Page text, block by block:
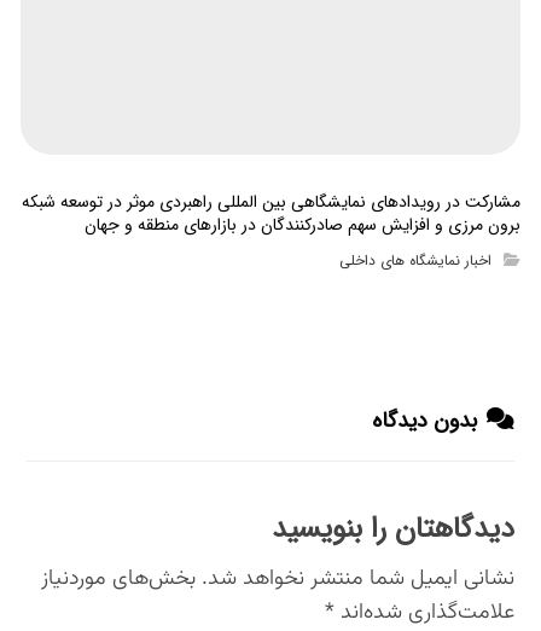
مشارکت در رویدادهای نمایشگاهی بین المللی راهبردی موثر در توسعه شبکه
برون مرزی و افزایش سهم صادرکنندگان در بازارهای منطقه و جهان
اخبار نمایشگاه های داخلی
بدون دیدگاه
دیدگاهتان را بنویسید
نشانی ایمیل شما منتشر نخواهد شد. بخش‌های موردنیاز
علامت‌گذاری شده‌اند*